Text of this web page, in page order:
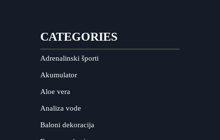
CATEGORIES
Adrenalinski športi
Akumulator
Aloe vera
Analiza vode
Baloni dekoracija